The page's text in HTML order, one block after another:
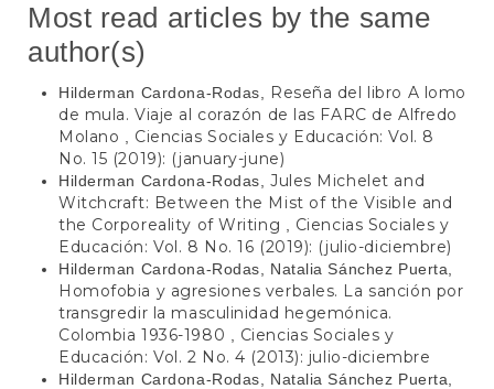
Most read articles by the same
author(s)
Hilderman Cardona-Rodas,
Reseña del libro A lomo
de mula. Viaje al corazón de las FARC de Alfredo
Molano
Ciencias Sociales y Educación: Vol. 8
No. 15 (2019): (january-june)
Hilderman Cardona-Rodas, Jules Michelet and
Witchcraft: Between the Mist of the Visible and
the Corporeality of Writing
Ciencias Sociales y
Educación: Vol. 8 No. 16 (2019): (julio-diciembre)
Hilderman Cardona-Rodas, Natalia Sánchez Puerta,
Homofobia y agresiones verbales. La sanción por
transgredir la masculinidad hegemónica.
Colombia 1936-1980
Ciencias Sociales y
Educación: Vol. 2 No. 4 (2013): julio-diciembre
Hilderman Cardona-Rodas, Natalia Sánchez Puerta,